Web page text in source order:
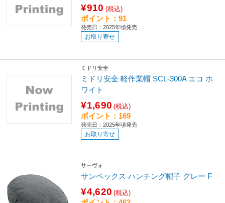
¥910 (税込)
ポイント：91
発売日：2025年頃発売
お取り寄せ
ミドリ安全
ミドリ安全 軽作業帽 SCL-300A エコ ホ
ワイト
¥1,690 (税込)
ポイント：169
発売日：2025年頃発売
お取り寄せ
サーヴォ
サンペックス ハンチング帽子 グレー F
¥4,620 (税込)